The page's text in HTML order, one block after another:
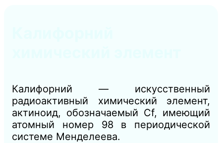
Калифорний — искусственный
радиоактивный химический элемент,
актиноид, обозначаемый Cf, имеющий
атомный номер 98 в периодической
системе Менделеева.